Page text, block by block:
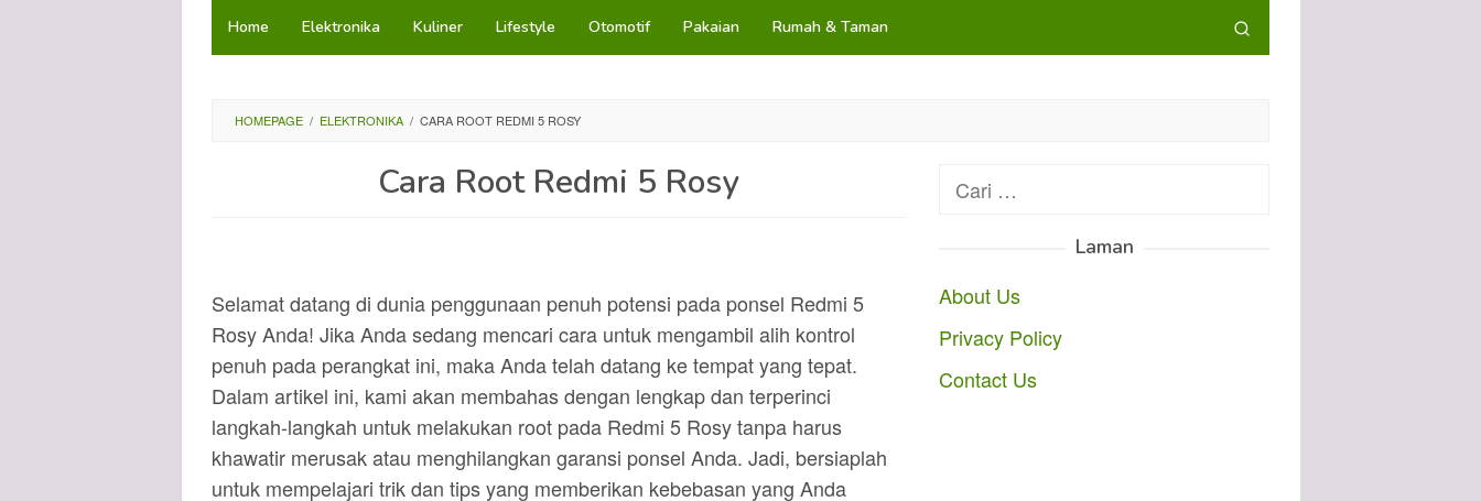
LoncatHome Elektronika Kuliner Lifestyle Otomotif Pakaian Rumah & Taman
HOMEPAGE / ELEKTRONIKA / CARA ROOT REDMI 5 ROSY
Cara Root Redmi 5 Rosy
Selamat datang di dunia penggunaan penuh potensi pada ponsel Redmi 5
Rosy Anda! Jika Anda sedang mencari cara untuk mengambil alih kontrol
penuh pada perangkat ini, maka Anda telah datang ke tempat yang tepat.
Dalam artikel ini, kami akan membahas dengan lengkap dan terperinci
langkah-langkah untuk melakukan root pada Redmi 5 Rosy tanpa harus
khawatir merusak atau menghilangkan garansi ponsel Anda. Jadi, bersiaplah
untuk mempelajari trik dan tips yang memberikan kebebasan yang Anda
Cari
Laman
About Us
Privacy Policy
Contact Us